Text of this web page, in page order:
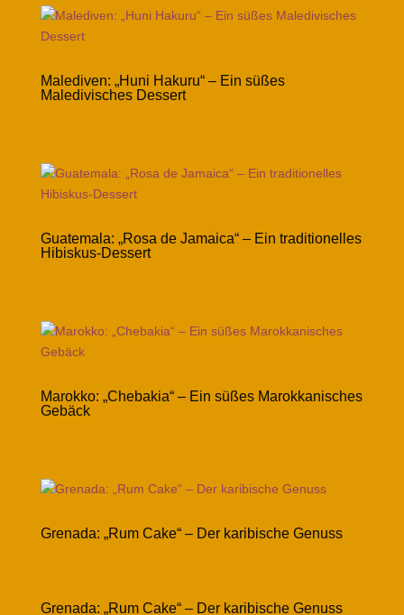
Malediven: „Huni Hakuru“ – Ein süßes
Maledivisches Dessert
Guatemala: „Rosa de Jamaica“ – Ein traditionelles
Hibiskus-Dessert
Marokko: „Chebakia“ – Ein süßes Marokkanisches
Gebäck
Grenada: „Rum Cake“ – Der karibische Genuss
Grenada: „Rum Cake“ – Der karibische Genuss